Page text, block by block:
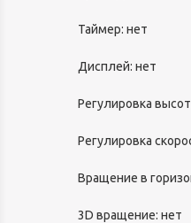
Таймер: нет
Дисплей: нет
Регулировка
Регулировка
Вращение в
3D вращение: нет